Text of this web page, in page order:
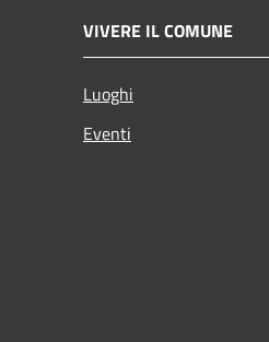
VIVERE IL COMUNE
Luoghi
Eventi